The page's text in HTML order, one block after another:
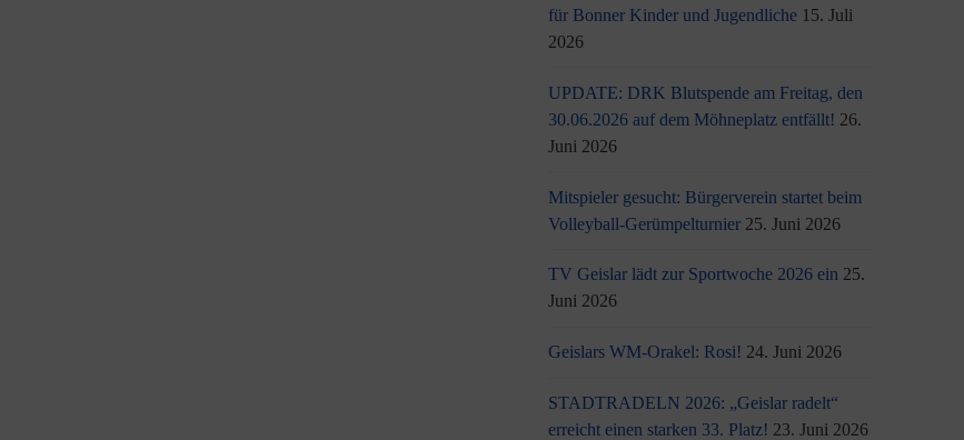
für Bonner Kinder und Jugendliche 15. Juli
2026
UPDATE: DRK Blutspende am Freitag, den
30.06.2026 auf dem Möhneplatz entfällt! 26.
Juni 2026
Mitspieler gesucht: Bürgerverein startet beim
Volleyball-Gerümpelturnier 25. Juni 2026
TV Geislar lädt zur Sportwoche 2026 ein 25.
Juni 2026
Geislars WM-Orakel: Rosi! 24. Juni 2026
STADTRADELN 2026: „Geislar radelt“
erreicht einen starken 33. Platz! 23. Juni 2026